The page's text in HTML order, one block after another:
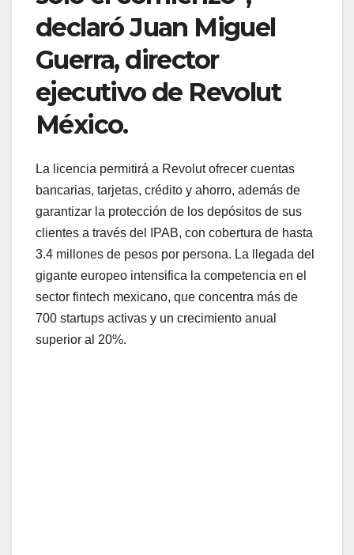
declaró Juan Miguel
Guerra, director
ejecutivo de Revolut
México.
La licencia permitirá a Revolut ofrecer cuentas
bancarias, tarjetas, crédito y ahorro, además de
garantizar la protección de los depósitos de sus
clientes a través del IPAB, con cobertura de hasta
3.4 millones de pesos por persona. La llegada del
gigante europeo intensifica la competencia en el
sector fintech mexicano, que concentra más de
700 startups activas y un crecimiento anual
superior al 20%.